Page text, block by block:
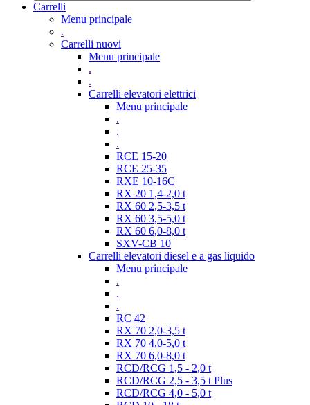
Carrelli
Menu principale
.
Carrelli nuovi
Menu principale
.
.
Carrelli elevatori elettrici
Menu principale
.
.
.
RCE 15-20
RCE 25-35
RXE 10-16C
RX 20 1,4-2,0 t
RX 60 2,5-3,5 t
RX 60 3,5-5,0 t
RX 60 6,0-8,0 t
SXV-CB 10
Carrelli elevatori diesel e a gas liquido
Menu principale
.
.
.
RC 42
RX 70 2,0-3,5 t
RX 70 4,0-5,0 t
RX 70 6,0-8,0 t
RCD/RCG 1,5 - 2,0 t
RCD/RCG 2,5 - 3,5 t Plus
RCD/RCG 4,0 - 5,0 t